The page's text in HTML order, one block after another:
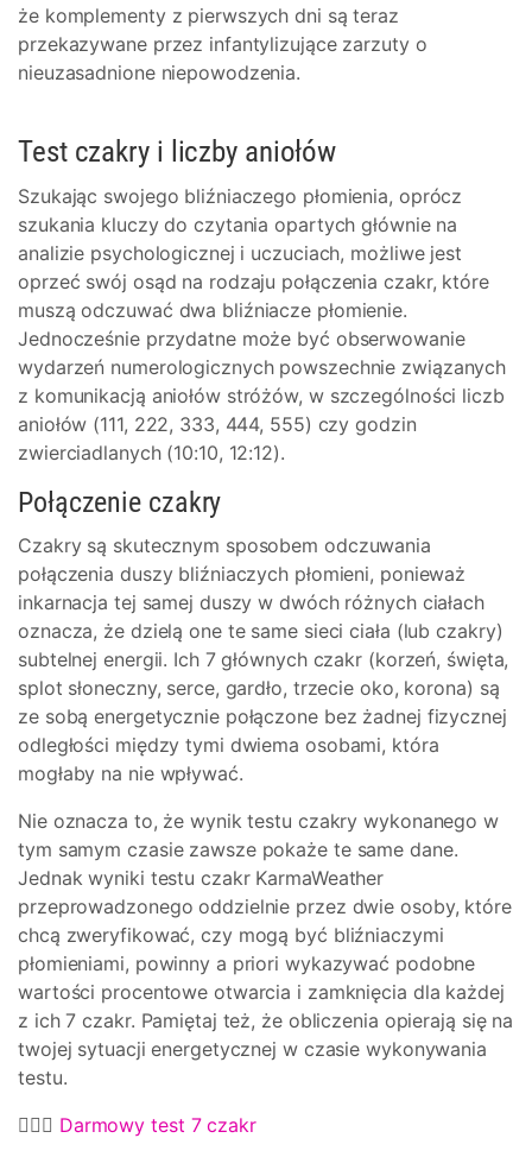
że komplementy z pierwszych dni są teraz
przekazywane przez infantylizujące zarzuty o
nieuzasadnione niepowodzenia.
Test czakry i liczby aniołów
Szukając swojego bliźniaczego płomienia, oprócz
szukania kluczy do czytania opartych głównie na
analizie psychologicznej i uczuciach, możliwe jest
oprzeć swój osąd na rodzaju połączenia czakr, które
muszą odczuwać dwa bliźniacze płomienie.
Jednocześnie przydatne może być obserwowanie
wydarzeń numerologicznych powszechnie związanych
z komunikacją aniołów stróżów, w szczególności liczb
aniołów (111, 222, 333, 444, 555) czy godzin
zwierciadlanych (10:10, 12:12).
Połączenie czakry
Czakry są skutecznym sposobem odczuwania
połączenia duszy bliźniaczych płomieni, ponieważ
inkarnacja tej samej duszy w dwóch różnych ciałach
oznacza, że dzielą one te same sieci ciała (lub czakry)
subtelnej energii. Ich 7 głównych czakr (korzeń, święta,
splot słoneczny, serce, gardło, trzecie oko, korona) są
ze sobą energetycznie połączone bez żadnej fizycznej
odległości między tymi dwiema osobami, która
mogłaby na nie wpływać.
Nie oznacza to, że wynik testu czakry wykonanego w
tym samym czasie zawsze pokaże te same dane.
Jednak wyniki testu czakr KarmaWeather
przeprowadzonego oddzielnie przez dwie osoby, które
chcą zweryfikować, czy mogą być bliźniaczymi
płomieniami, powinny a priori wykazywać podobne
wartości procentowe otwarcia i zamknięcia dla każdej
z ich 7 czakr. Pamiętaj też, że obliczenia opierają się na
twojej sytuacji energetycznej w czasie wykonywania
testu.
🧘🏿‍♀️ Darmowy test 7 czakr